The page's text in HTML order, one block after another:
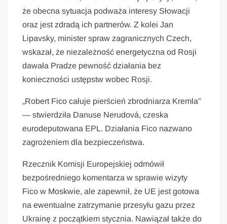
że obecna sytuacja podważa interesy Słowacji
oraz jest zdradą ich partnerów. Z kolei Jan
Lipavsky, minister spraw zagranicznych Czech,
wskazał, że niezależność energetyczna od Rosji
dawała Pradze pewność działania bez
konieczności ustępstw wobec Rosji.
„Robert Fico całuje pierścień zbrodniarza Kremla”
— stwierdziła Danuse Nerudová, czeska
eurodeputowana EPL. Działania Fico nazwano
zagrożeniem dla bezpieczeństwa.
Rzecznik Komisji Europejskiej odmówił
bezpośredniego komentarza w sprawie wizyty
Fico w Moskwie, ale zapewnił, że UE jest gotowa
na ewentualne zatrzymanie przesyłu gazu przez
Ukrainę z początkiem stycznia. Nawiązał także do